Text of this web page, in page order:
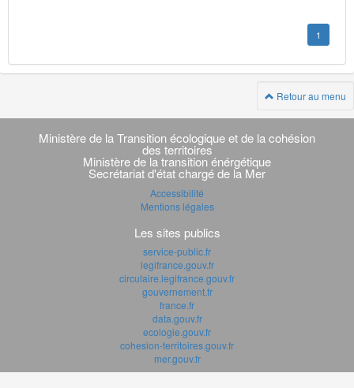
1
Retour au menu
Navigation
transverse
Ministère de la Transition écologique et de la cohésion
des territoires
Ministère de la transition énérgétique
Secrétariat d'état chargé de la Mer
Accessibilité
Mentions légales
Les sites publics
service-public.fr
legifrance.gouv.fr
circulaire.legifrance.gouv.fr
gouvernement.fr
france.fr
data.gouv.fr
ecologie.gouv.fr
cohesion-territoires.gouv.fr
mer.gouv.fr